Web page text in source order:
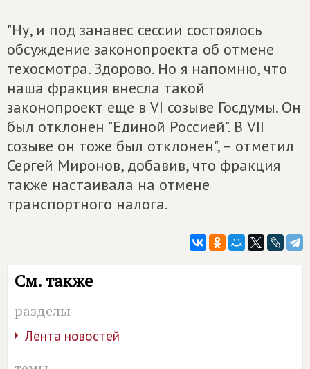
"Ну, и под занавес сессии состоялось
обсуждение законопроекта об отмене
техосмотра. Здорово. Но я напомню, что
наша фракция внесла такой
законопроект еще в VI созыве Госдумы. Он
был отклонен "Единой Россией". В VII
созыве он тоже был отклонен", – отметил
Сергей Миронов, добавив, что фракция
также настаивала на отмене
транспортного налога.
См. также
разделы
Лента новостей